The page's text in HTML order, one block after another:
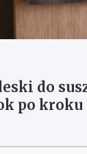
do
po kroku